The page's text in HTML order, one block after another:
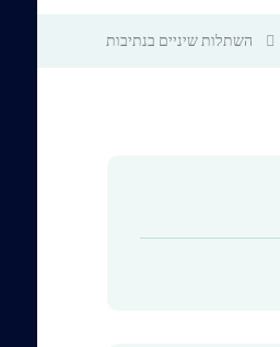
השתלות שיניים בנתיבות